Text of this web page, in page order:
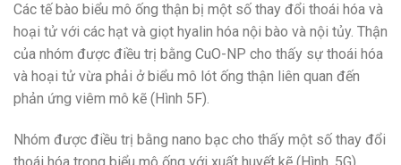
Các tế bào biểu mô ống thận bị một số thay đổi thoái hóa và
hoại tử với các hạt và giọt hyalin hóa nội bào và nội tủy. Thận
của nhóm được điều trị bằng CuO-NP cho thấy sự thoái hóa
và hoại tử vừa phải ở biểu mô lót ống thận liên quan đến
phản ứng viêm mô kẽ (Hình 5F).
Nhóm được điều trị bằng nano bạc cho thấy một số thay đổi